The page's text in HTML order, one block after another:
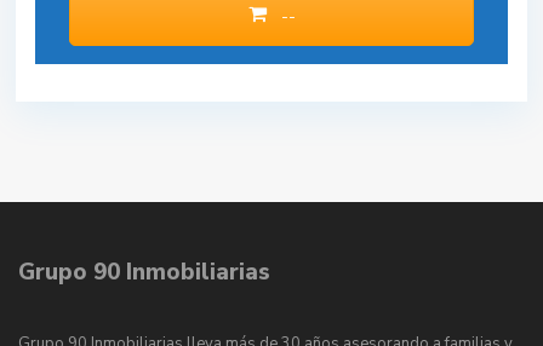
--
Grupo 90 Inmobiliarias